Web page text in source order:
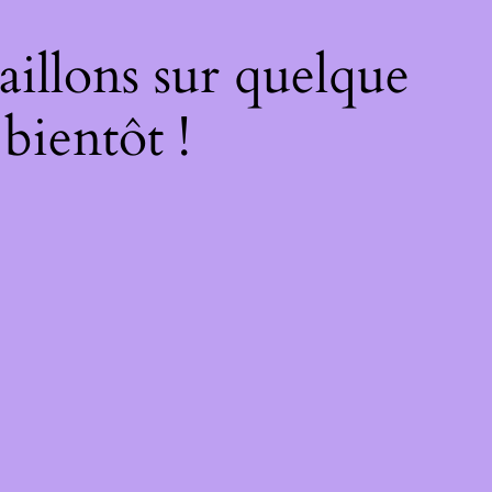
sur quelque
!